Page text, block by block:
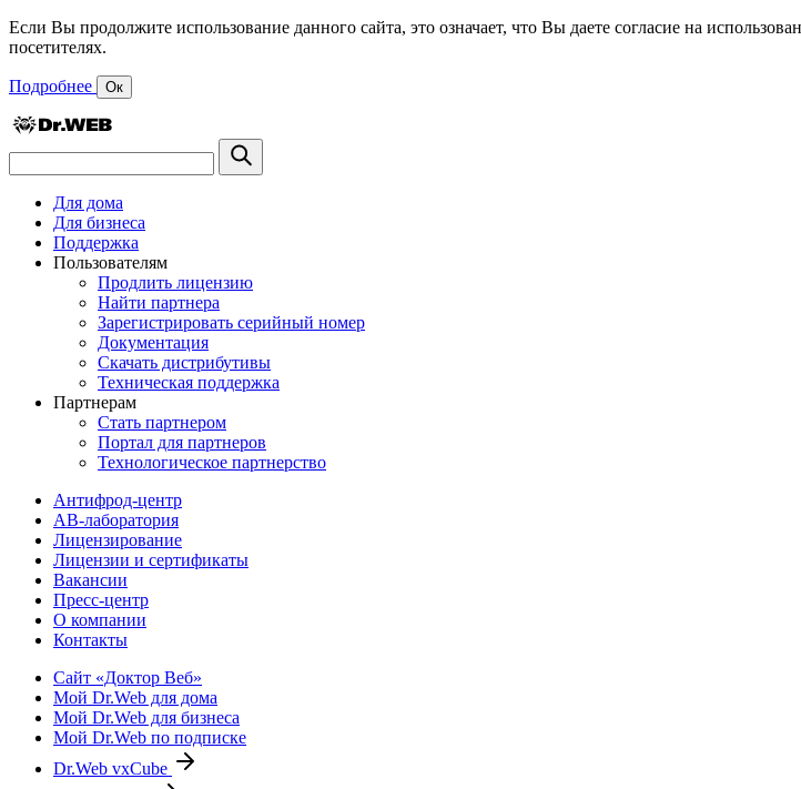
Если Вы продолжите использование данного сайта, это означает, что Вы даете согласие на
посетителях.
Подробнее Ок
Для дома
Для бизнеса
Поддержка
Пользователям
Продлить лицензию
Найти партнера
Зарегистрировать серийный номер
Документация
Скачать дистрибутивы
Техническая поддержка
Партнерам
Стать партнером
Портал для партнеров
Технологическое партнерство
Антифрод-центр
АВ-лаборатория
Лицензирование
Лицензии и сертификаты
Вакансии
Пресс-центр
О компании
Контакты
Сайт «Доктор Веб»
Мой Dr.Web для дома
Мой Dr.Web для бизнеса
Мой Dr.Web по подписке
Dr.Web vxCube